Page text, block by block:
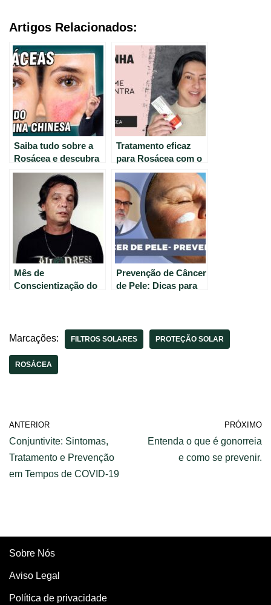
Artigos Relacionados:
Saiba tudo sobre a
Rosácea e descubra
como tratar a
vermelhidão no rosto
Tratamento eficaz
para Rosácea com o
Creme Soolantra
Mês de
Conscientização do
Prevenção de Câncer
de Pele: Dicas para
Marcações: FILTROS SOLARES PROTEÇÃO SOLAR
ROSÁCEA
ANTERIOR
Conjuntivite: Sintomas,
Tratamento e Prevenção
em Tempos de COVID-19
PRÓXIMO
Entenda o que é gonorreia
e como se prevenir.
Sobre Nós
Aviso Legal
Política de privacidade